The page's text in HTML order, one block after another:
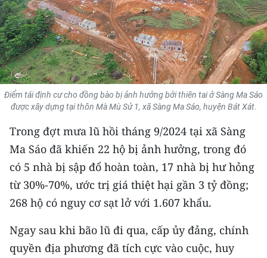
KHOA HỌC - CÔNG NGHỆ
MÔI TRƯỜNG
BẠN ĐỌC
KIỂM CHỨNG THÔNG TIN
TRI THỨC CHUYÊN SÂU
54 DÂN TỘC VIỆT NAM
CHƯƠNG TRÌNH OCOP - MỖI XÃ
MỘT SẢN PHẨM
RADIO
Điểm tái định cư cho đồng bào bị ảnh hưởng bởi thiên tai ở Sàng Ma Sáo
được xây dựng tại thôn Mà Mù Sử 1, xã Sàng Ma Sáo, huyện Bát Xát.
Trong đợt mưa lũ hồi tháng 9/2024 tại xã Sàng
Ma Sáo đã khiến 22 hộ bị ảnh hưởng, trong đó
có 5 nhà bị sập đổ hoàn toàn, 17 nhà bị hư hỏng
từ 30%-70%, ước trị giá thiệt hại gần 3 tỷ đồng;
268 hộ có nguy cơ sạt lở với 1.607 khẩu.
Ngay sau khi bão lũ đi qua, cấp ủy đảng, chính
quyền địa phương đã tích cực vào cuộc, huy